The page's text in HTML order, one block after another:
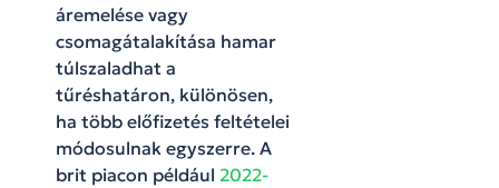
áremelése vagy
csomagátalakítása hamar
túlszaladhat a
tűréshatáron, különösen,
ha több előfizetés feltételei
módosulnak egyszerre. A
brit piacon például 2022-